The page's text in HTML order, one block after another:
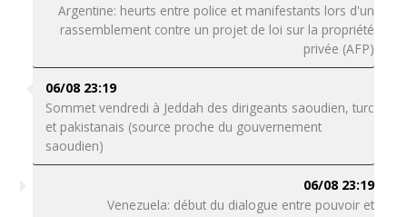
Argentine: heurts entre police et manifestants lors d'un
rassemblement contre un projet de loi sur la propriété
privée (AFP)
06/08 23:19
Sommet vendredi à Jeddah des dirigeants saoudien, turc
et pakistanais (source proche du gouvernement
saoudien)
06/08 23:19
Venezuela: début du dialogue entre pouvoir et